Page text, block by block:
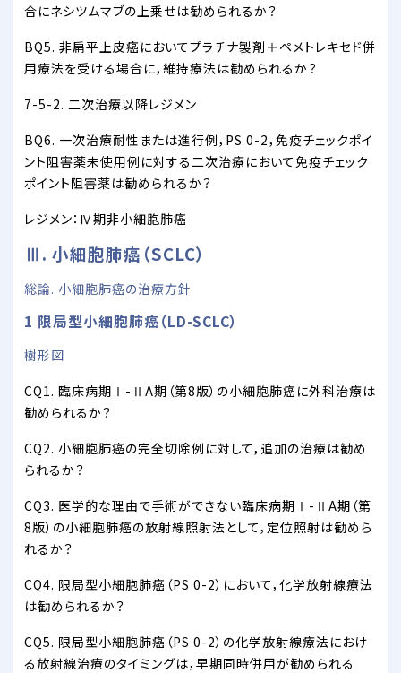
合にネシツムマブの上乗せは勧められるか？
BQ5. 非扁平上皮癌においてプラチナ製剤＋ペメトレキセド併
用療法を受ける場合に，維持療法は勧められるか？
7-5-2. 二次治療以降レジメン
BQ6. 一次治療耐性または進行例，PS 0-2，免疫チェックポイ
ント阻害薬未使用例に対する二次治療において免疫チェック
ポイント阻害薬は勧められるか？
レジメン：Ⅳ期非小細胞肺癌
Ⅲ. 小細胞肺癌（SCLC）
総論. 小細胞肺癌の治療方針
1 限局型小細胞肺癌（LD-SCLC）
樹形図
CQ1. 臨床病期Ⅰ-ⅡA期（第8版）の小細胞肺癌に外科治療は
勧められるか？
CQ2. 小細胞肺癌の完全切除例に対して，追加の治療は勧め
られるか？
CQ3. 医学的な理由で手術ができない臨床病期Ⅰ-ⅡA期（第
8版）の小細胞肺癌の放射線照射法として，定位照射は勧めら
れるか？
CQ4. 限局型小細胞肺癌（PS 0-2）において，化学放射線療法
は勧められるか？
CQ5. 限局型小細胞肺癌（PS 0-2）の化学放射線療法におけ
る放射線治療のタイミングは，早期同時併用が勧められる